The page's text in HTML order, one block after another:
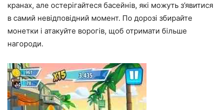
кранах, але остерігайтеся басейнів, які можуть з’явитися
в самий невідповідний момент. По дорозі збирайте
монетки і атакуйте ворогів, щоб отримати більше
нагороди.